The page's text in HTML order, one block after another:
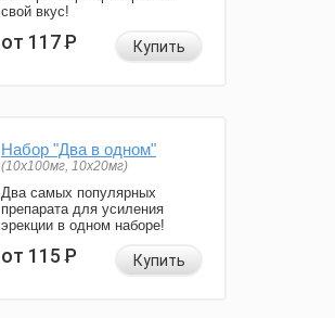
свой вкус!
от 117Р Купить
Набор "Два в одном"
(10x100мг, 10x20мг)
Два самых популярных
препарата для усиления
эрекции в одном наборе!
от 115Р Купить